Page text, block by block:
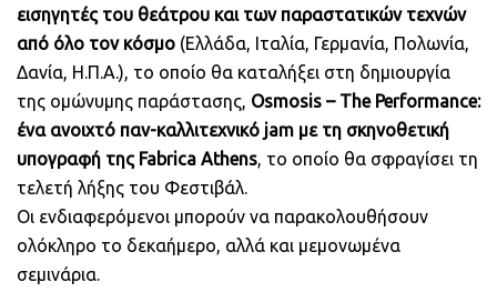
εισηγητές του θεάτρου και των παραστατικών τεχνών
από όλο τον κόσμο (Ελλάδα, Ιταλία, Γερμανία, Πολωνία,
Δανία, Η.Π.Α.), το οποίο θα καταλήξει στη δημιουργία
της ομώνυμης παράστασης, Osmosis – The Performance:
ένα ανοιχτό παν-καλλιτεχνικό jam με τη σκηνοθετική
υπογραφή της Fabrica Athens, το οποίο θα σφραγίσει τη
τελετή λήξης του Φεστιβάλ.
Οι ενδιαφερόμενοι μπορούν να παρακολουθήσουν
ολόκληρο το δεκαήμερο, αλλά και μεμονωμένα
σεμινάρια.